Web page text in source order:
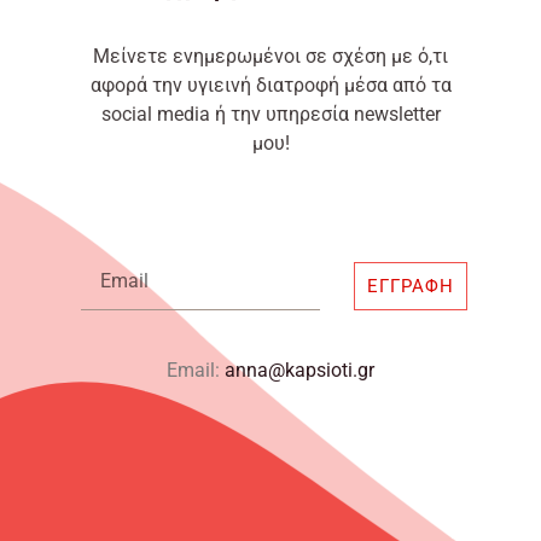
Μείνετε ενημερωμένοι σε σχέση με ό,τι
αφορά την υγιεινή διατροφή μέσα από τα
social media ή την υπηρεσία newsletter
μου!
Email
ΕΓΓΡΑΦΉ
Email: anna@kapsioti.gr